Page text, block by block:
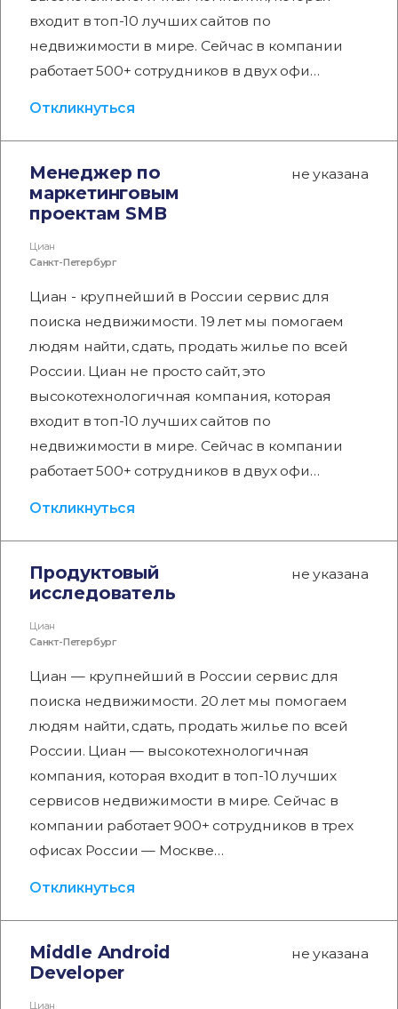
входит в топ-10 лучших сайтов по
недвижимости в мире. Сейчас в компании
работает 500+ сотрудников в двух офи…
Откликнуться
Менеджер по
маркетинговым
проектам SMB
не указана
Циан
Санкт-Петербург
Циан - крупнейший в России сервис для
поиска недвижимости. 19 лет мы помогаем
людям найти, сдать, продать жилье по всей
России. Циан не просто сайт, это
высокотехнологичная компания, которая
входит в топ-10 лучших сайтов по
недвижимости в мире. Сейчас в компании
работает 500+ сотрудников в двух офи…
Откликнуться
Продуктовый
исследователь
не указана
Циан
Санкт-Петербург
Циан — крупнейший в России сервис для
поиска недвижимости. 20 лет мы помогаем
людям найти, сдать, продать жилье по всей
России. Циан — высокотехнологичная
компания, которая входит в топ-10 лучших
сервисов недвижимости в мире. Сейчас в
компании работает 900+ сотрудников в трех
офисах России — Москве…
Откликнуться
Middle Android⁢
Developer
не указана
Циан